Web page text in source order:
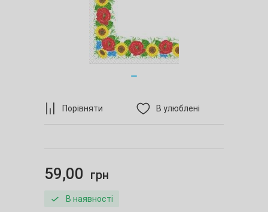
Порівняти В улюблені
59,00 грн
В наявності